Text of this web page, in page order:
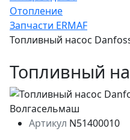
Отопление
Запчасти ERMAF
Топливный насос
Топливный
Артикул N51400010